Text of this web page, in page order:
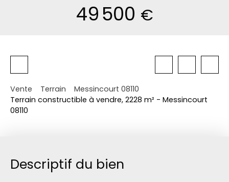
49 500 €
Vente Terrain
Messincourt 08110
Terrain constructible à vendre, 2228 m² - Messincourt
08110
Descriptif du bien